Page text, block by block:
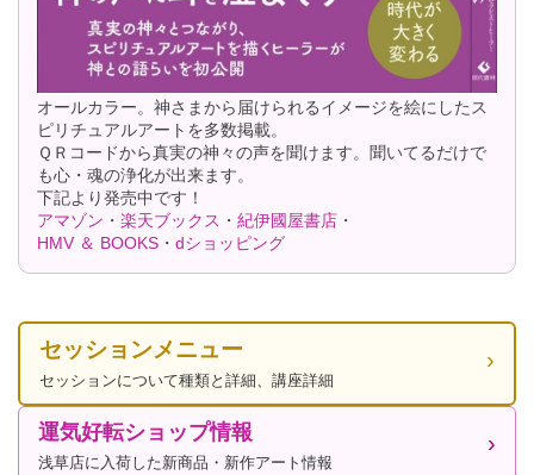
オールカラー。神さまから届けられるイメージを絵にしたス
ピリチュアルアートを多数掲載。
ＱＲコードから真実の神々の声を聞けます。聞いてるだけで
も心・魂の浄化が出来ます。
下記より発売中です！
アマゾン ・ 楽天ブックス ・ 紀伊國屋書店 ・
HMV ＆ BOOKS ・ dショッピング
セッションメニュー
セッションについて種類と詳細、講座詳細
運気好転ショップ情報
浅草店に入荷した新商品・新作アート情報